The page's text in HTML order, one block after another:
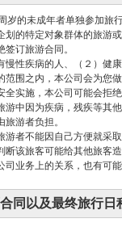
岁的未成年者单独参加旅
划的特定对象群体的旅游
签订旅游合同。
慢性疾病的人、（２）健
范围之内，本公司会为您
全实施，本公司可能会拒
游中因为疾病，残疾等其
旅游者负担。
游者不能因自己方便就采
断该旅客可能给其他旅客
司业务上的关系，也有可
同以及最终旅行日